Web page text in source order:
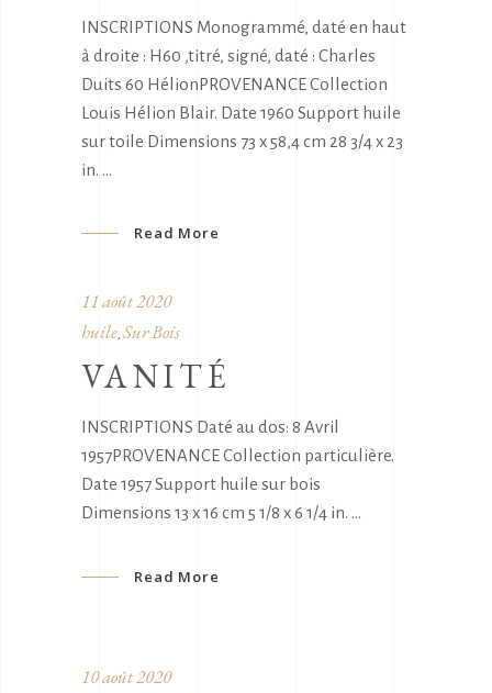
INSCRIPTIONS Monogrammé, daté en haut
à droite : H60 ,titré, signé, daté : Charles
Duits 60 HélionPROVENANCE Collection
Louis Hélion Blair. Date 1960 Support huile
sur toile Dimensions 73 x 58,4 cm 28 3/4 x 23
in.
Read More
11 août 2020
huile, Sur Bois
VANITÉ
INSCRIPTIONS Daté au dos: 8 Avril
1957PROVENANCE Collection particulière.
Date 1957 Support huile sur bois
Dimensions 13 x 16 cm 5 1/8 x 6 1/4 in.
Read More
10 août 2020